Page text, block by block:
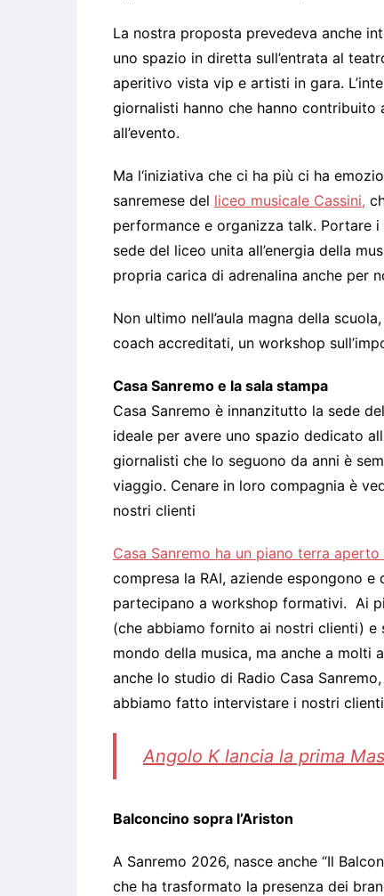
La nostra proposta prevedeva anche
uno spazio in diretta sull’entrata al
aperitivo vista vip e artisti in gara.
giornalisti hanno che hanno contribuito
all’evento.
Ma l‘iniziativa che ci ha più ci ha
sanremese del liceo musicale Cassini,
performance e organizza talk. Portare
sede del liceo unita all’energia della
propria carica di adrenalina anche per
Non ultimo nell’aula magna della
coach accreditati, un workshop
Casa Sanremo e la sala stampa
Casa Sanremo è innanzitutto la sede
ideale per avere uno spazio dedicato
giornalisti che lo seguono da anni è
viaggio. Cenare in loro compagnia è
nostri
Casa Sanremo ha un piano terra
compresa la RAI, aziende espongono
partecipano a workshop formativi. Ai
(che abbiamo fornito ai nostri clienti)
mondo della musica, ma anche a molti
anche lo studio di Radio Casa
abbiamo fatto intervistare i nostri
Angolo K lancia la prima
Balconcino sopra l’Ariston
A Sanremo 2026, nasce anche “Il
che ha trasformato la presenza dei